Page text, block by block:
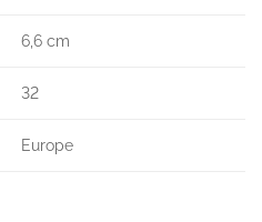
6,6 cm
32
Europe